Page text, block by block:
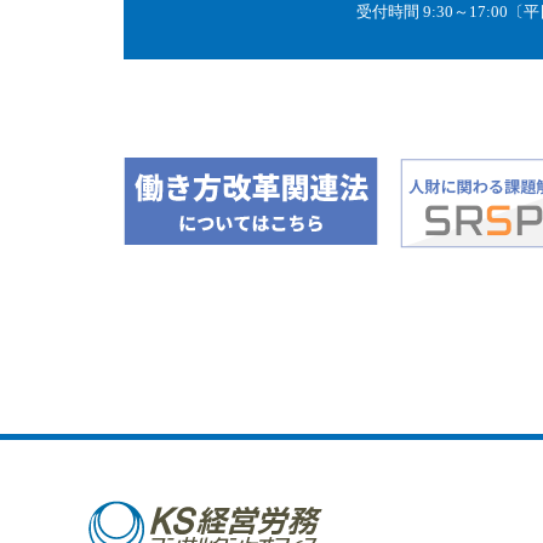
受付時間 9:30～17:00〔平